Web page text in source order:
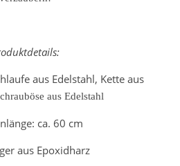
aus Edelstahl, Kette aus
aus Edelstahl
ca. 60 cm
aus Epoxidharz